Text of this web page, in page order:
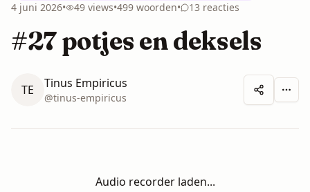
4 juni 2026• 49 views•499 woorden• 13 reacties
#27 potjes en deksels
TE Tinus Empiricus
@tinus-empiricus
Audio recorder laden...